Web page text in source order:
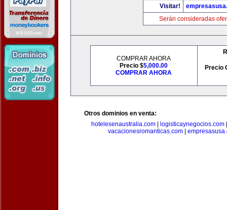
Visitar!
Serán consideradas
COMPRAR AHORA
Precio $5,000.00
COMPRAR AHORA
Precio
Otros dominios en venta:
hotelesenaustralia.com| logisticaynegocios.com
vacacionesromanticas.com